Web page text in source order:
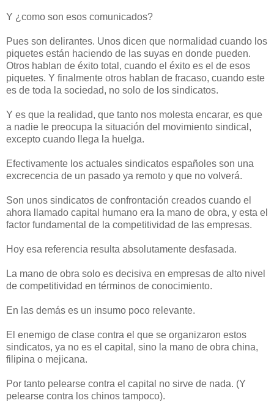
Y ¿como son esos comunicados?
Pues son delirantes. Unos dicen que normalidad cuando los
piquetes están haciendo de las suyas en donde pueden.
Otros hablan de éxito total, cuando el éxito es el de esos
piquetes. Y finalmente otros hablan de fracaso, cuando este
es de toda la sociedad, no solo de los sindicatos.
Y es que la realidad, que tanto nos molesta encarar, es que
a nadie le preocupa la situación del movimiento sindical,
excepto cuando llega la huelga.
Efectivamente los actuales sindicatos españoles son una
excrecencia de un pasado ya remoto y que no volverá.
Son unos sindicatos de confrontación creados cuando el
ahora llamado capital humano era la mano de obra, y esta el
factor fundamental de la competitividad de las empresas.
Hoy esa referencia resulta absolutamente desfasada.
La mano de obra solo es decisiva en empresas de alto nivel
de competitividad en términos de conocimiento.
En las demás es un insumo poco relevante.
El enemigo de clase contra el que se organizaron estos
sindicatos, ya no es el capital, sino la mano de obra china,
filipina o mejicana.
Por tanto pelearse contra el capital no sirve de nada. (Y
pelearse contra los chinos tampoco).